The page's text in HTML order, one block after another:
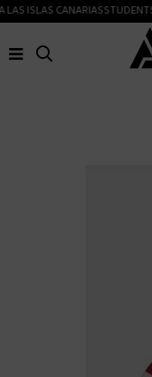
ISLAS CANARIAS